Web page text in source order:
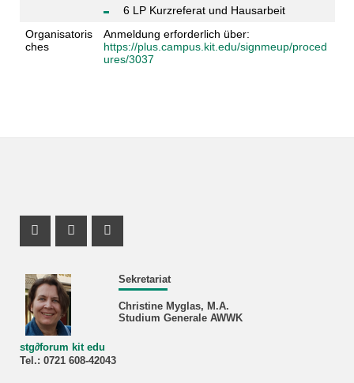
6 LP Kurzreferat und Hausarbeit
Organisatoris
ches
Anmeldung erforderlich über:
https://plus.campus.kit.edu/signmeup/proced
ures/3037
Sekretariat
Christine Myglas, M.A.
Studium Generale AWWK
stg∂forum kit edu
Tel.: 0721 608‐42043
Instagram Profil
Facebook Profil
Youtube Profil